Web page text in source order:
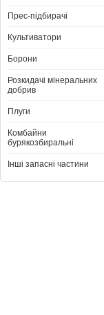
Прес-підбирачі
Культиватори
Борони
Розкидачі мінеральних
добрив
Плуги
Комбайни
бурякозбиральні
Інші запасні частини